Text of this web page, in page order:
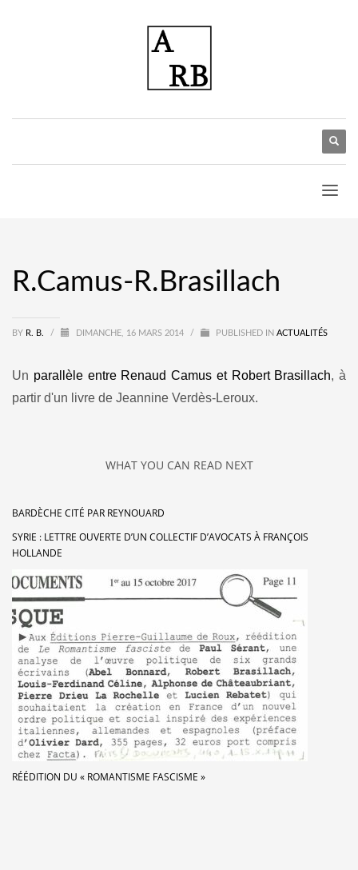
R.Camus-R.Brasillach
BY R. B. / DIMANCHE, 16 MARS 2014 / PUBLISHED IN ACTUALITÉS
Un parallèle entre Renaud Camus et Robert Brasillach, à
partir d'un livre de Jeannine Verdès-Leroux.
WHAT YOU CAN READ NEXT
BARDÈCHE CITÉ PAR REYNOUARD
SYRIE : LETTRE OUVERTE D’UN COLLECTIF D’AVOCATS À FRANÇOIS
HOLLANDE
RÉÉDITION DU « ROMANTISME FASCISME »